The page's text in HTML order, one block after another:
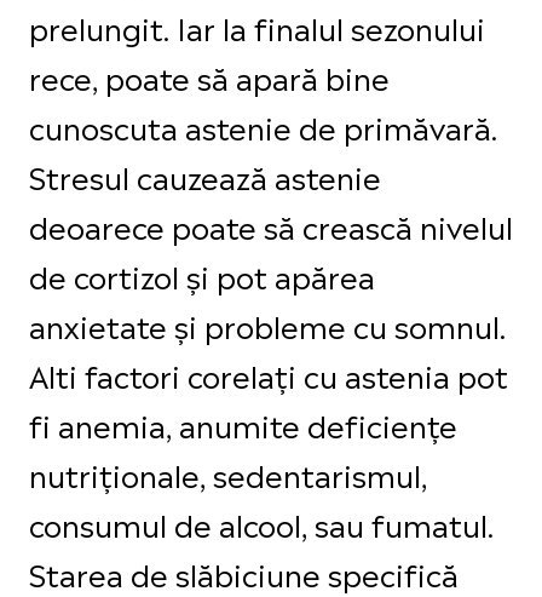
prelungit. Iar la finalul sezonului
rece, poate să apară bine
cunoscuta astenie de primăvară.
Stresul cauzează astenie
deoarece poate să crească nivelul
de cortizol și pot apărea
anxietate și probleme cu somnul.
Alti factori corelați cu astenia pot
fi anemia, anumite deficiențe
nutriționale, sedentarismul,
consumul de alcool, sau fumatul.
Starea de slăbiciune specifică